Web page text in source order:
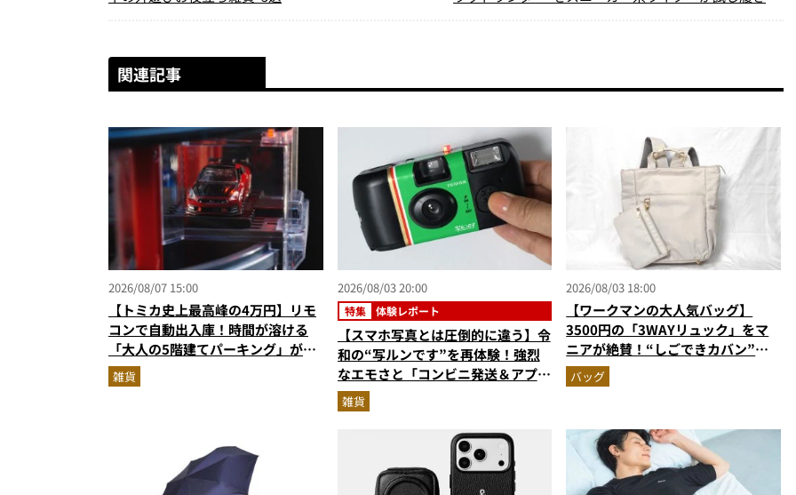
関連記事
2026/08/07 15:00
【トミカ史上最高峰の4万円】リモ
コンで自動出入庫！時間が溶ける
「大人の5階建てパーキング」が凄
すぎる
雑貨
2026/08/03 20:00
特集 体験レポート
【スマホ写真とは圧倒的に違う】令
和の“写ルンです”を再体験！強烈
なエモさと「コンビニ発送＆アプリ
受け取り」が唯一無二で楽しすぎた
雑貨
2026/08/03 18:00
【ワークマンの大人気バッグ】
3500円の「3WAYリュック」をマ
ニアが絶賛！“しごできカバン”が
撥水防汚で評判以上に優秀だった
バッグ